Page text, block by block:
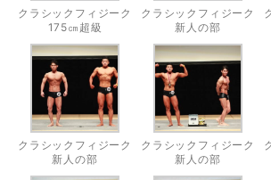
クラシックフィジーク
175㎝超級
クラシックフィジーク
新人の部
クラシックフィジーク
新人の部
クラシックフィジーク
新人の部